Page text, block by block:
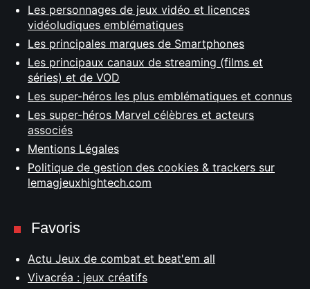
Les personnages de jeux vidéo et licences
vidéoludiques emblématiques
Les principales marques de Smartphones
Les principaux canaux de streaming (films et
séries) et de VOD
Les super-héros les plus emblématiques et connus
Les super-héros Marvel célèbres et acteurs
associés
Mentions Légales
Politique de gestion des cookies & trackers sur
lemagjeuxhightech.com
Favoris
Actu Jeux de combat et beat'em all
Vivacréa : jeux créatifs